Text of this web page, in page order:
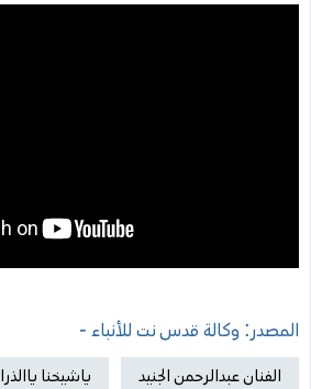
المصدر: وكالة قدس نت للأنباء -
الفنان عبدالرحمن الجنيد ياشيخنا ياالذرا